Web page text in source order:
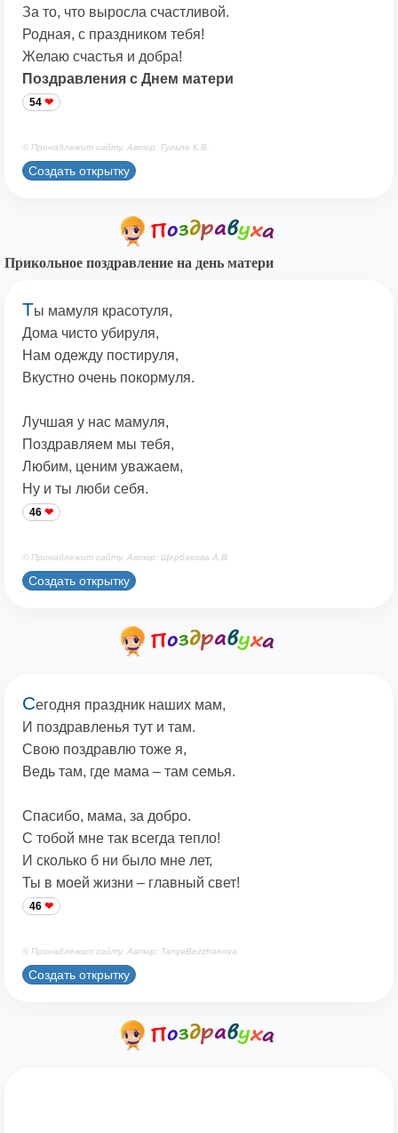
За то, что выросла счастливой.
Родная, с праздником тебя!
Желаю счастья и добра!
Поздравления с Днем матери
54
© Принадлежит сайту. Автор: Гульпе К.В.
Создать открытку
Прикольное поздравление на день матери
Ты мамуля красотуля,
Дома чисто убируля,
Нам одежду постируля,
Вкустно очень покормуля.
Лучшая у нас мамуля,
Поздравляем мы тебя,
Любим, ценим уважаем,
Ну и ты люби себя.
46
© Принадлежит сайту. Автор: Щербакова А.В.
Создать открытку
Сегодня праздник наших мам,
И поздравленья тут и там.
Свою поздравлю тоже я,
Ведь там, где мама – там семья.
Спасибо, мама, за добро.
С тобой мне так всегда тепло!
И сколько б ни было мне лет,
Ты в моей жизни – главный свет!
46
© Принадлежит сайту. Автор: TanyaBezzhanova
Создать открытку